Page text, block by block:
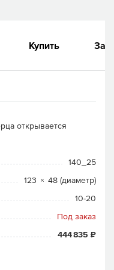
Купить
открывается
140_25
123 × 48 (диаметр)
10-20
Под заказ
444 835 ₽